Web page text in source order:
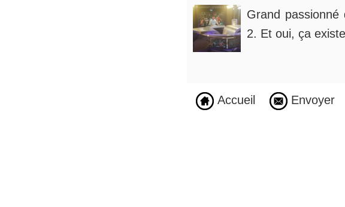
Grand
2. Et oui, ça
Accueil Envoyer